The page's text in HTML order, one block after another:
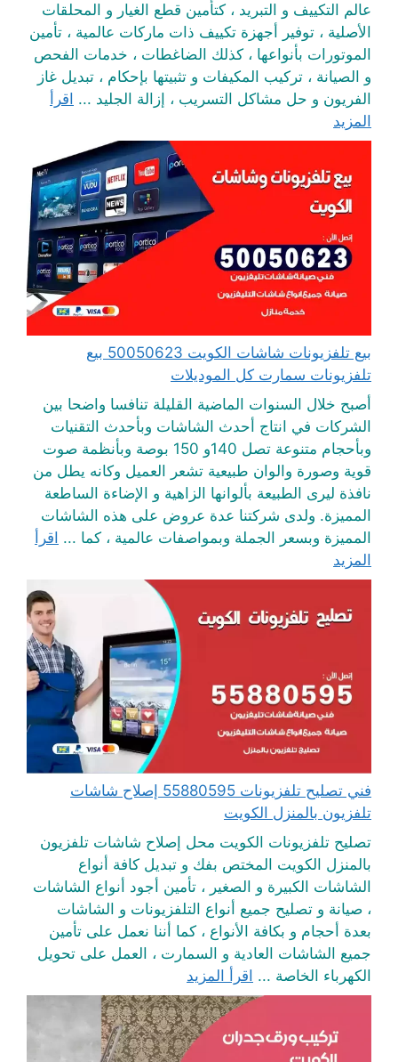
عالم التكييف و التبريد ، كتأمين قطع الغيار و المحلقات
الأصلية ، توفير أجهزة تكييف ذات ماركات عالمية ، تأمين
الموتورات بأنواعها ، كذلك الضاغطات ، خدمات الفحص
و الصيانة ، تركيب المكيفات و تثبيتها بإحكام ، تبديل غاز
الفريون و حل مشاكل التسريب ، إزالة الجليد ... اقرأ
المزيد
بيع تلفزيونات شاشات الكويت 50050623 بيع
تلفزيونات سمارت كل الموديلات
أصبح خلال السنوات الماضية القليلة تنافسا واضحا بين
الشركات في انتاج أحدث الشاشات وبأحدث التقنيات
وبأحجام متنوعة تصل 140و 150 بوصة وبأنظمة صوت
قوية وصورة والوان طبيعية تشعر العميل وكانه يطل من
نافذة ليرى الطبيعة بألوانها الزاهية و الإضاءة الساطعة
المميزة. ولدى شركتنا عدة عروض على هذه الشاشات
المميزة وبسعر الجملة وبمواصفات عالمية ، كما ... اقرأ
المزيد
فني تصليح تلفزيونات 55880595 إصلاح شاشات
تلفزيون بالمنزل الكويت
تصليح تلفزيونات الكويت محل إصلاح شاشات تلفزيون
بالمنزل الكويت المختص بفك و تبديل كافة أنواع
الشاشات الكبيرة و الصغير ، تأمين أجود أنواع الشاشات
، صيانة و تصليح جميع أنواع التلفزيونات و الشاشات
بعدة أحجام و بكافة الأنواع ، كما أننا نعمل على تأمين
جميع الشاشات العادية و السمارت ، العمل على تحويل
الكهرباء الخاصة ... اقرأ المزيد